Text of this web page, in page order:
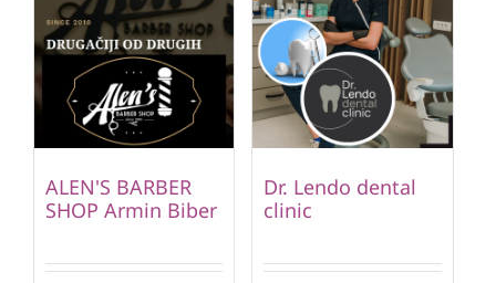
ALEN'S BARBER
SHOP Armin Biber
Dr. Lendo dental
clinic